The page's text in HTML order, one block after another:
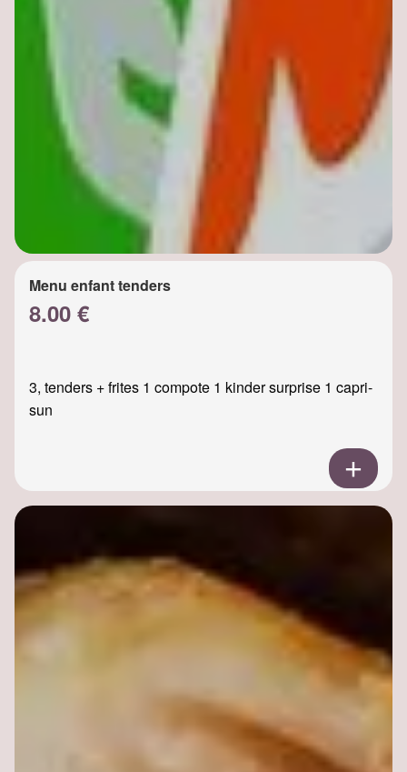
Menu enfant tenders
8.00 €
3, tenders + frites 1 compote 1 kinder surprise 1 capri-
sun